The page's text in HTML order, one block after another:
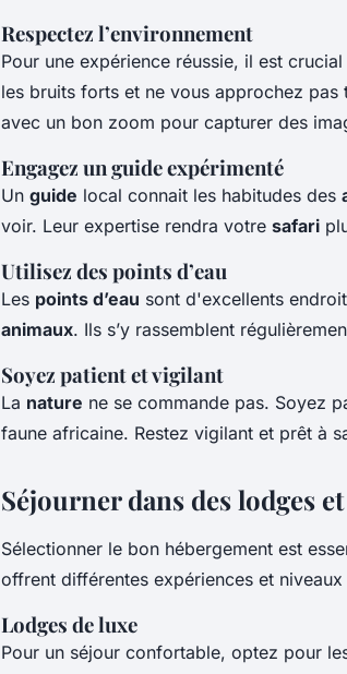
Respectez l’environnement
Pour une expérience réussie, il est
les bruits forts et ne vous approchez
avec un bon zoom pour capturer des
Engagez un guide expérimenté
Un guide local connait les habitudes des
voir. Leur expertise rendra votre safari
Utilisez des points d’eau
Les points d’eau sont d'excellents
animaux. Ils s’y rassemblent
Soyez patient et vigilant
La nature ne se commande pas. Soyez
faune africaine. Restez vigilant et prêt à
Séjourner dans des lodges
Sélectionner le bon hébergement est
offrent différentes expériences et
Lodges de luxe
Pour un séjour confortable, optez pour